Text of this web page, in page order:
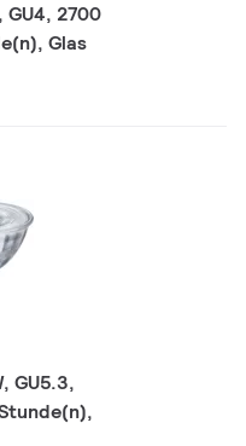
GU4, 2700
Glas
GU5.3,